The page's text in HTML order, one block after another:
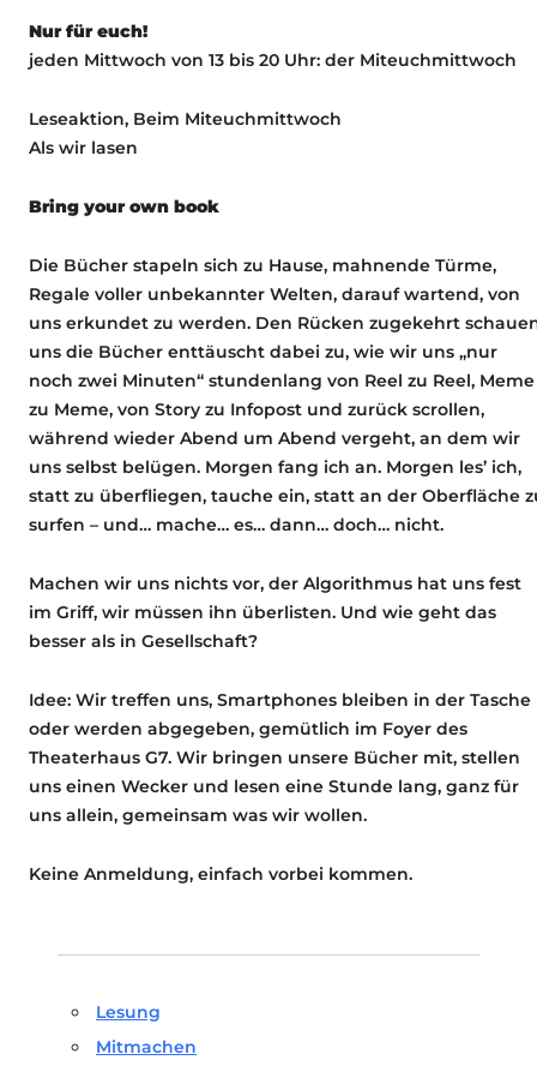
Nur für euch!
jeden Mittwoch von 13 bis 20 Uhr: der Miteuchmittwoch
Leseaktion, Beim Miteuchmittwoch
Als wir lasen
Bring your own book
Die Bücher stapeln sich zu Hause, mahnende Türme,
Regale voller unbekannter Welten, darauf wartend, von
uns erkundet zu werden. Den Rücken zugekehrt
uns die Bücher enttäuscht dabei zu, wie wir uns „nur
noch zwei Minuten“ stundenlang von Reel zu Reel, Meme
zu Meme, von Story zu Infopost und zurück scrollen,
während wieder Abend um Abend vergeht, an dem wir
uns selbst belügen. Morgen fang ich an. Morgen les’ ich,
statt zu überfliegen, tauche ein, statt an der Oberfläche
surfen – und… mache… es… dann… doch… nicht.
Machen wir uns nichts vor, der Algorithmus hat uns fest
im Griff, wir müssen ihn überlisten. Und wie geht das
besser als in Gesellschaft?
Idee: Wir treffen uns, Smartphones bleiben in der Tasche
oder werden abgegeben, gemütlich im Foyer des
Theaterhaus G7. Wir bringen unsere Bücher mit, stellen
uns einen Wecker und lesen eine Stunde lang, ganz für
uns allein, gemeinsam was wir wollen.
Keine Anmeldung, einfach vorbei kommen.
Lesung
Mitmachen